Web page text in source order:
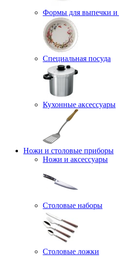
Формы для выпечки и
Специальная посуда
Кухонные аксессуары
Ножи и столовые приборы
Ножи и аксессуары
Столовые наборы
Столовые ложки